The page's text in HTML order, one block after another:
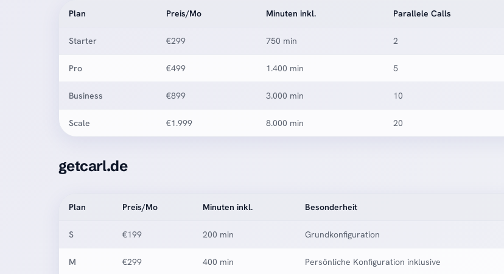
Plan Preis/Mo Minuten inkl. Parallele Calls
Starter €299 750 min 2
Pro €499 1.400 min 5
Business €899 3.000 min 10
Scale €1.999 8.000 min 20
getcarl.de
Plan Preis/Mo Minuten inkl. Besonderheit
S €199 200 min Grundkonfiguration
M €299 400 min Persönliche Konfiguration inklusive